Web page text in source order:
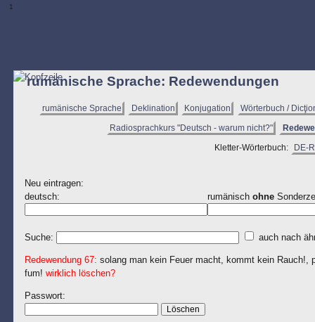
1
rumänische Sprache: Redewendungen
rumänische Sprache Deklination Konjugation Wörterbuch /
Radiosprachkurs "Deutsch - warum nicht?"
Kletter-Wörterbuch: DE-
Neu eintragen:
deutsch:
rumänisch ohne
Suche: auch nach
Redewendung 67: solang man kein Feuer macht, kommt kein
fum! wirklich löschen?
Passwort: